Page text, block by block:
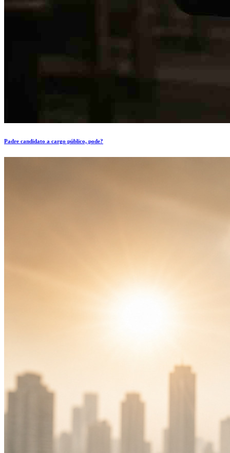
Padre candidato a cargo público, pode?